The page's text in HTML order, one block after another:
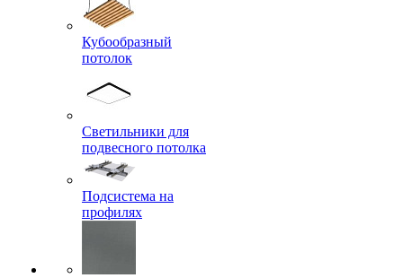
Кубообразный
потолок
Светильники для
подвесного потолка
Подсистема на
профилях